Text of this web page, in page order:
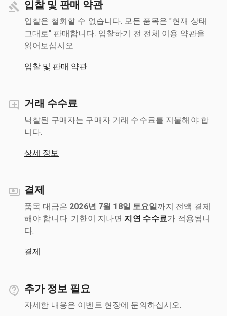
입찰 및 판매 약관
입찰은 철회할 수 없습니다. 모든 품목은 "현재 상태
그대로" 판매합니다. 입찰하기 전 전체 이용 약관을
읽어보십시오.
입찰 및 판매 약관
거래 수수료
낙찰된 구매자는 구매자 거래 수수료를 지불해야 합
니다.
상세 정보
결제
품목 대금은 2026년 7월 18일 토요일까지 전액 결제
해야 합니다. 기한이 지나면 지연 수수료가 적용됩니
다.
결제
추가 정보 필요
자세한 내용은 이벤트 현장에 문의하십시오.